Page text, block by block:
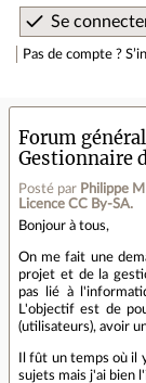
Pas de compte ?
Forum
Gestionnaire
Posté par Philippe M
Licence CC By‑SA.
Bonjour à tous,
On me fait une
projet et de la
pas lié à
L'objectif est de
(utilisateurs), avoir
Il fût un temps où il
sujets mais j'ai bien